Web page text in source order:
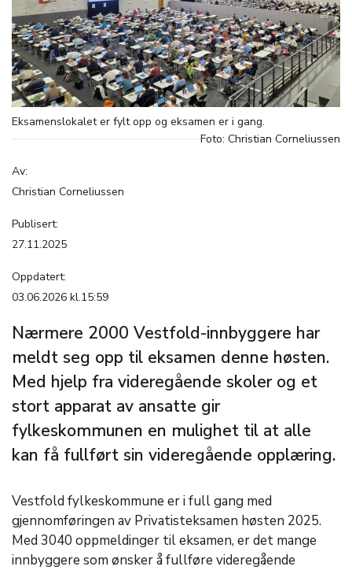
Eksamenslokalet er fylt opp og eksamen er i gang.
Foto: Christian Corneliussen
Av:
Christian Corneliussen
Publisert:
27.11.2025
Oppdatert:
03.06.2026 kl.15:59
Nærmere 2000 Vestfold-innbyggere har
meldt seg opp til eksamen denne høsten.
Med hjelp fra videregående skoler og et
stort apparat av ansatte gir
fylkeskommunen en mulighet til at alle
kan få fullført sin videregående opplæring.
Vestfold fylkeskommune er i full gang med
gjennomføringen av Privatisteksamen høsten 2025.
Med 3040 oppmeldinger til eksamen, er det mange
innbyggere som ønsker å fullføre videregående